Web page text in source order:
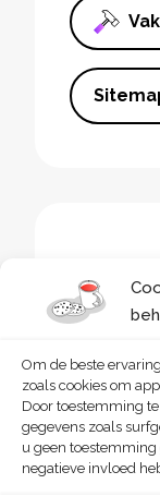
Om de beste
zoals cookies om
Door toestemming
gegevens zoals
u geen
negatieve invloed